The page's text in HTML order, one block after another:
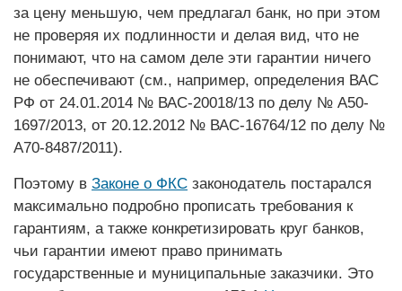
за цену меньшую, чем предлагал банк, но при этом
не проверяя их подлинности и делая вид, что не
понимают, что на самом деле эти гарантии ничего
не обеспечивают (см., например, определения ВАС
РФ от 24.01.2014 № ВАС-20018/13 по делу № А50-
1697/2013, от 20.12.2012 № ВАС-16764/12 по делу №
А70-8487/2011).
Поэтому в Законе о ФКС законодатель постарался
максимально подробно прописать требования к
гарантиям, а также конкретизировать круг банков,
чьи гарантии имеют право принимать
государственные и муниципальные заказчики. Это